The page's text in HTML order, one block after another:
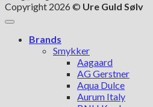
Copyright 2026 © Ure Guld Sølv
Brands
Smykker
Aagaard
AG Gerstner
Aqua Dulce
Aurum Italy